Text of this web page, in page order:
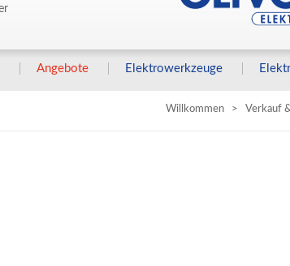
Angebote Elektrowerkzeuge
Willkommen > Verkauf